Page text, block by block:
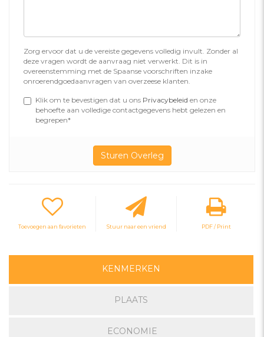
Zorg ervoor dat u de vereiste gegevens volledig invult. Zonder al
deze vragen wordt de aanvraag niet verwerkt. Dit is in
overeenstemming met de Spaanse voorschriften inzake
onroerendgoedaanvragen van overzeese klanten.
Klik om te bevestigen dat u ons Privacybeleid en onze
behoefte aan volledige contactgegevens hebt gelezen en
begrepen*
Toevoegen aan favorieten Stuur naar een vriend PDF / Print
KENMERKEN
PLAATS
ECONOMIE